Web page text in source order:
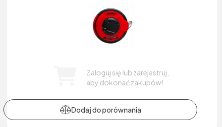
Zaloguj się lub zarejestruj,
aby dokonać zakupów!